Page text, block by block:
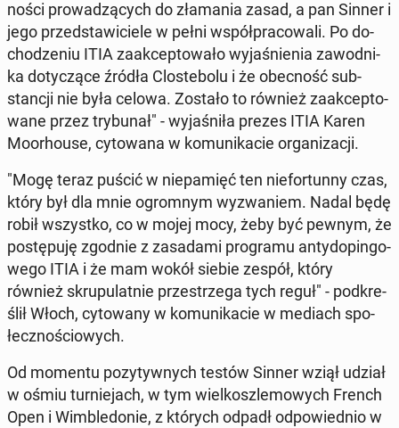
no­ści pro­wa­dzą­cych do zła­ma­nia zasad, a pan Sinner i
jego przed­sta­wi­cie­le w pełni współ­pra­co­wa­li. Po do­
cho­dze­niu ITIA za­ak­cep­to­wa­ło wy­ja­śnie­nia za­wod­ni­
ka do­ty­czą­ce źródła Clo­ste­bo­lu i że obec­ność sub­
stan­cji nie była celowa. Zostało to również za­ak­cep­to­
wa­ne przez try­bu­nał" - wy­ja­śni­ła prezes ITIA Karen
Mo­or­ho­use, cy­to­wa­na w ko­mu­ni­ka­cie or­ga­ni­za­cji.
"Mogę teraz puścić w nie­pa­mięć ten nie­for­tun­ny czas,
który był dla mnie ogrom­nym wy­zwa­niem. Nadal będę
robił wszyst­ko, co w mojej mocy, żeby być pewnym, że
po­stę­pu­ję zgodnie z za­sa­da­mi pro­gra­mu an­ty­do­pin­go­
we­go ITIA i że mam wokół siebie zespół, który
również skru­pu­lat­nie prze­strze­ga tych reguł" - pod­kre­
ślił Włoch, cy­to­wa­ny w ko­mu­ni­ka­cie w mediach spo­
łecz­no­ścio­wych.
Od momentu po­zy­tyw­nych testów Sinner wziął udział
w ośmiu tur­nie­jach, w tym wiel­kosz­le­mo­wych French
Open i Wim­ble­do­nie, z których odpadł od­po­wied­nio w